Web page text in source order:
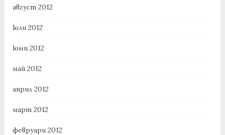
август 2012
юли 2012
юни 2012
май 2012
април 2012
март 2012
февруари 2012